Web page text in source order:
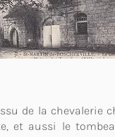
de la chevalerie
et aussi le